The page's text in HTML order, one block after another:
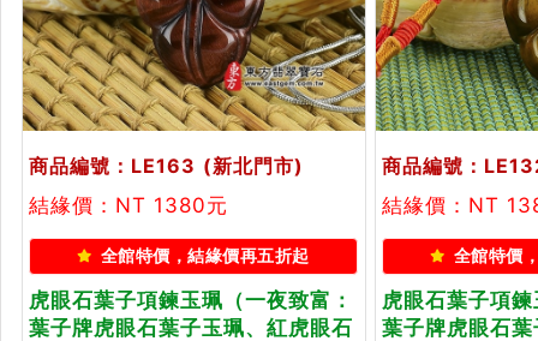
商品編號：LE163 (新北門市)
結緣價：NT 1380元
全館特價，結緣價再五折起
虎眼石葉子項鍊玉珮（一夜致富：
葉子牌虎眼石葉子玉珮、紅虎眼石
商品編號：
結緣價：NT
全館特價
虎眼石葉子項
葉子牌虎眼石